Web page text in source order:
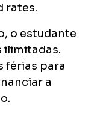
rates.
o estudante
ilimitadas.
férias para
a